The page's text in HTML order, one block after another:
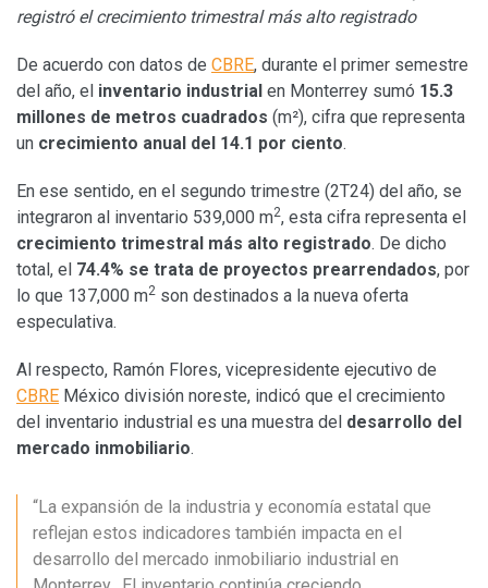
registró el crecimiento trimestral más alto registrado
De acuerdo con datos de CBRE, durante el primer semestre
del año, el inventario industrial en Monterrey sumó 15.3
millones de metros cuadrados (m²), cifra que representa
un crecimiento anual del 14.1 por ciento.
En ese sentido, en el segundo trimestre (2T24) del año, se
integraron al inventario 539,000 m2, esta cifra representa el
crecimiento trimestral más alto registrado. De dicho
total, el 74.4% se trata de proyectos prearrendados, por
lo que 137,000 m2 son destinados a la nueva oferta
especulativa.
Al respecto, Ramón Flores, vicepresidente ejecutivo de
CBRE México división noreste, indicó que el crecimiento
del inventario industrial es una muestra del desarrollo del
mercado inmobiliario.
“La expansión de la industria y economía estatal que
reflejan estos indicadores también impacta en el
desarrollo del mercado inmobiliario industrial en